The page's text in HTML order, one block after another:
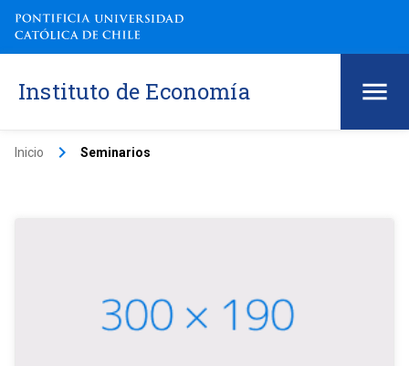
Instituto de Economía
Inicio keyboard_arrow_right Seminarios